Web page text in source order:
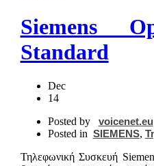
Siemens
Standard
Dec
14
Posted by
voicenet.eu
Posted in SIEMENS,
Τηλεφωνική Συσκευή